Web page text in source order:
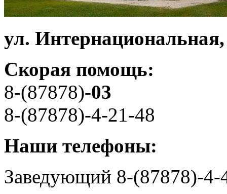
ул.
Скорая помощь:
8-(87878)-03
8-(87878)-4-21-48
Наши телефоны:
Заведующий 8-(87878)-4-